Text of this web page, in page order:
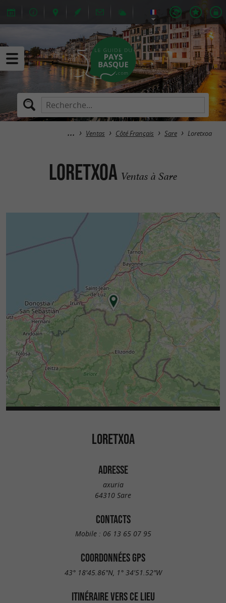
Ventas Côté Français Sare Loretxoa
Loretxoa Ventas à Sare
LORETXOA
ADRESSE
axuria
64310 Sare
CONTACTS
Mobile : 06 13 65 07 95
COORDONNÉES GPS
43° 18'45.86"N, 1° 34'51.52"W
ITINÉRAIRE VERS CE LIEU